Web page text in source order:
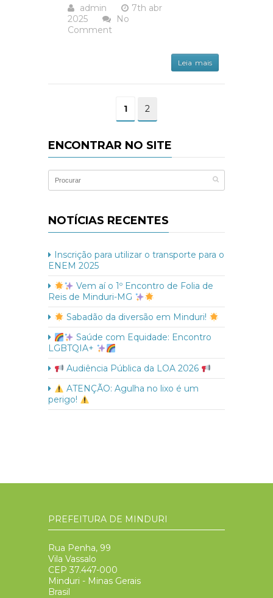
admin
7th abr
2025
No
Comment
Leia mais
1 2
ENCONTRAR NO SITE
NOTÍCIAS RECENTES
Inscrição para utilizar o transporte para o
ENEM 2025
Vem aí o 1º Encontro de Folia de
Reis de Minduri-MG
Sabadão da diversão em Minduri!
Saúde com Equidade: Encontro
LGBTQIA+
Audiência Pública da LOA 2026
ATENÇÃO: Agulha no lixo é um
perigo!
PREFEITURA DE MINDURI
Rua Penha, 99
Vila Vassalo
CEP 37.447-000
Minduri - Minas Gerais
Brasil